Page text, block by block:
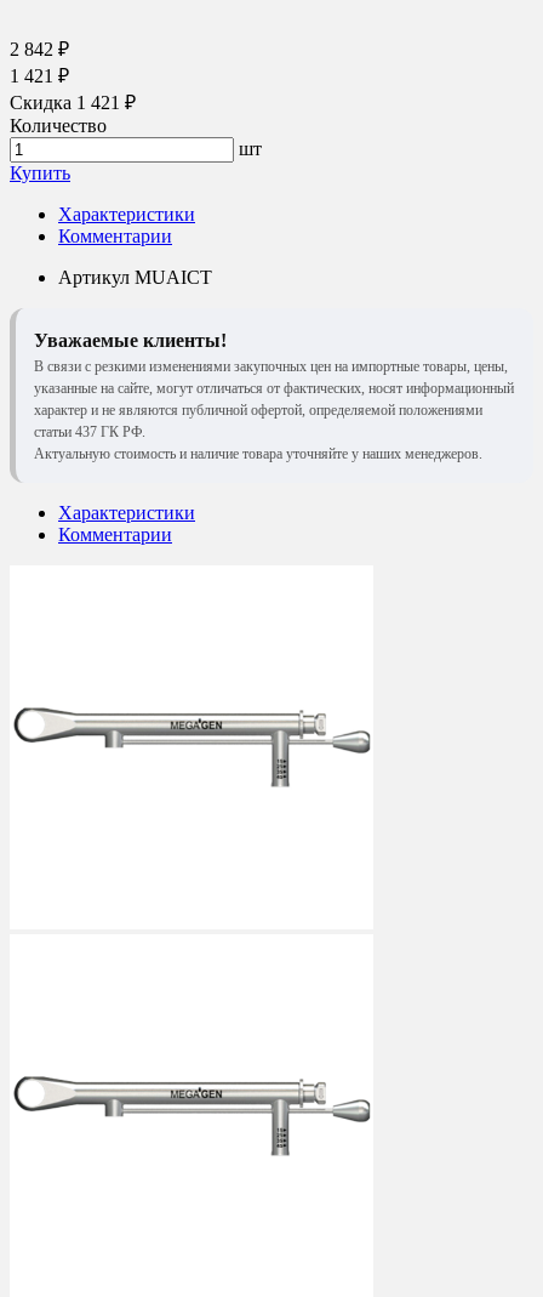
2 842 ₽
1 421 ₽
Скидка 1 421 ₽
Количество
шт
Купить
Характеристики
Комментарии
Артикул MUAICT
Уважаемые клиенты!
В связи с резкими изменениями закупочных цен на импортные товары, цены,
указанные на сайте, могут отличаться от фактических, носят информационный
характер и не являются публичной офертой, определяемой положениями
статьи 437 ГК РФ.
Актуальную стоимость и наличие товара уточняйте у наших менеджеров.
Характеристики
Комментарии